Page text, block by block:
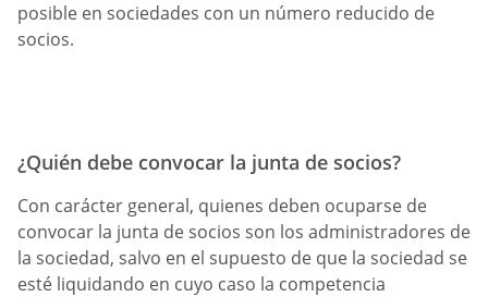
posible en sociedades con un número reducido de
socios.
¿Quién debe convocar la junta de socios?
Con carácter general, quienes deben ocuparse de
convocar la junta de socios son los administradores de
la sociedad, salvo en el supuesto de que la sociedad se
esté liquidando en cuyo caso la competencia